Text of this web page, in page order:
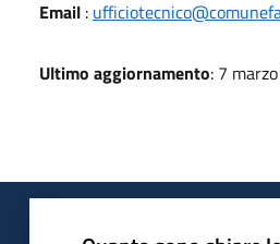
Email :
Ultimo aggiornamento: 7